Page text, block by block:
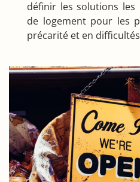
définir les solutions
de logement pour les
précarité et en